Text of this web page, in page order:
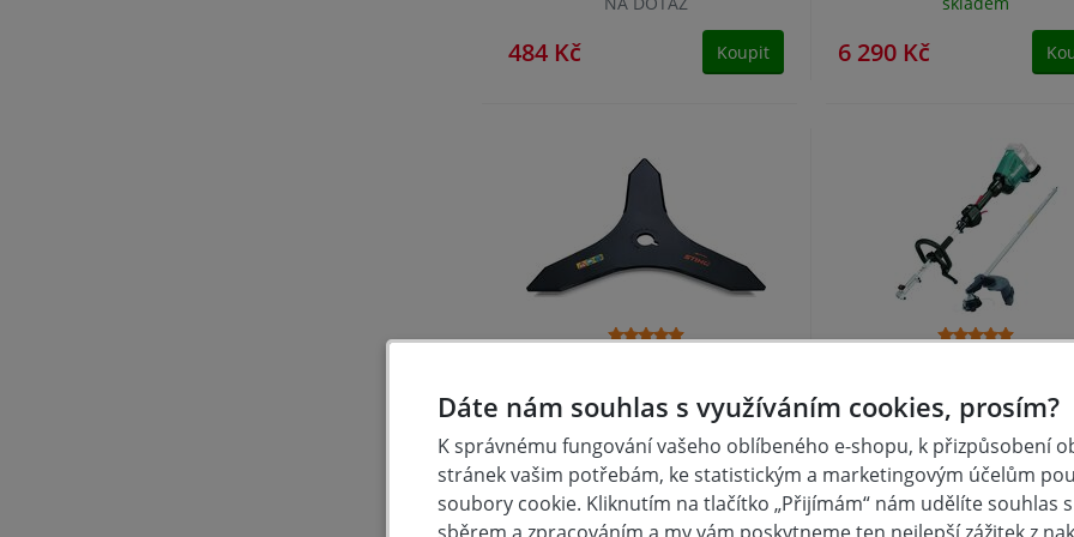
484 Kč Koupit 6 290 Kč
(41127134100)
skladem
569 Kč Koupit
motorová jednotka Li-ion
2x18V,bez aku Z
NA DOTAZ
10 515 Kč
Dáte nám souhlas s využíváním cookies, prosím?
K správnému fungování vašeho oblíbeného e-shopu, k přizpůsobení
stránek vašim potřebám, ke statistickým a marketingovým účelům
soubory cookie. Kliknutím na tlačítko „Přijímám“ nám udělíte souhlas